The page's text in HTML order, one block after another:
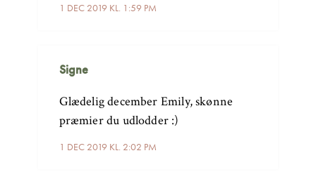
1 DEC 2019 KL. 1:59 PM
Signe
1 DEC 2019 KL. 2:02 PM
Glædelig december Emily, skønne
præmier du udlodder :)